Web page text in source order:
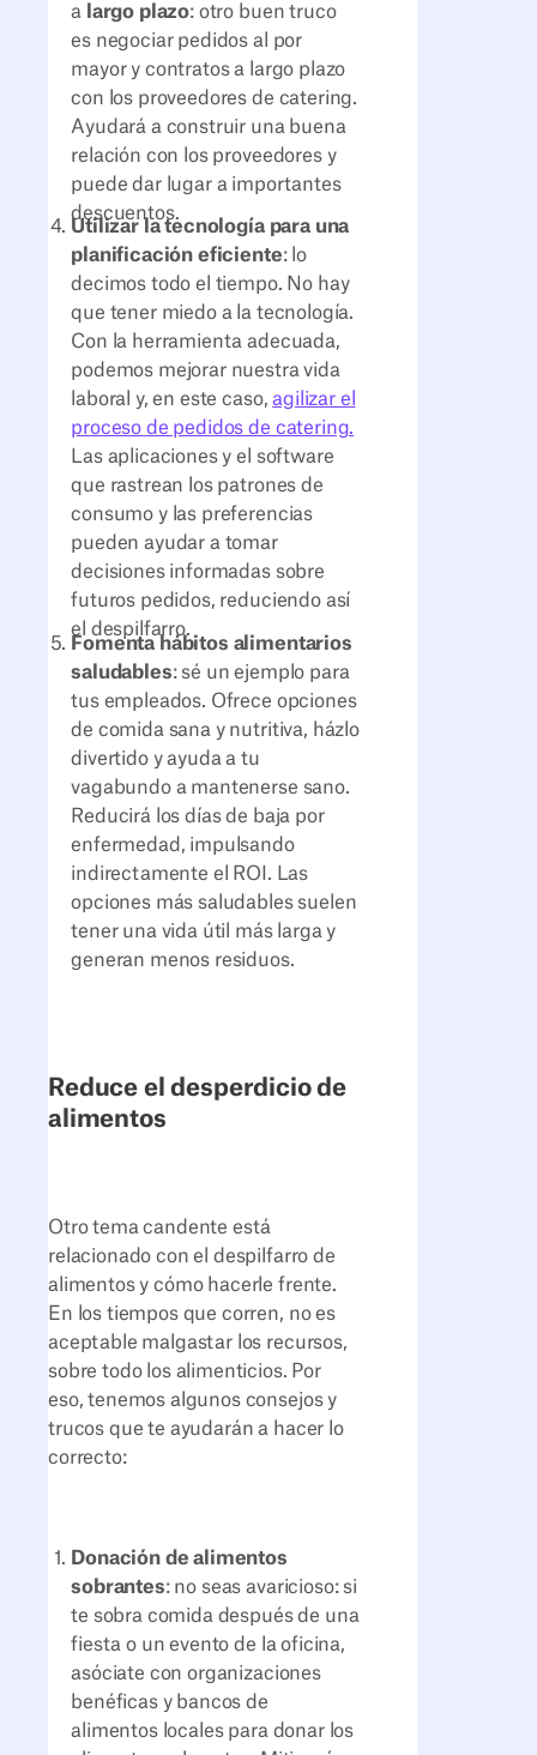
a
largo plazo: otro buen truco
es negociar pedidos al por
mayor y contratos a largo plazo
con los proveedores de catering.
Ayudará a construir una buena
relación con los proveedores y
puede dar lugar a importantes
descuentos.
Utilizar la tecnología para una
planificación eficiente: lo
decimos todo el tiempo. No hay
que tener miedo a la tecnología.
Con la herramienta adecuada,
podemos mejorar nuestra vida
laboral y, en este caso,agilizar el
proceso de pedidos de catering.
Las aplicaciones y el software
que rastrean los patrones de
consumo y las preferencias
pueden ayudar a tomar
decisiones informadas sobre
futuros pedidos, reduciendo así
el despilfarro.
Fomenta hábitos alimentarios
saludables: sé un ejemplo para
tus empleados. Ofrece opciones
de comida sana y nutritiva, házlo
divertido y ayuda a tu
vagabundo a mantenerse sano.
Reducirá los días de baja por
enfermedad, impulsando
indirectamente el ROI. Las
opciones más saludables suelen
tener una vida útil más larga y
generan menos residuos.
Reduce el desperdicio de
alimentos
Otro tema candente está
relacionado con el despilfarro de
alimentos y cómo hacerle frente.
En los tiempos que corren, no es
aceptable malgastar los recursos,
sobre todo los alimenticios. Por
eso, tenemos algunos consejos y
trucos que te ayudarán a hacer lo
correcto:
Donación de alimentos
sobrantes: no seas avaricioso: si
te sobra comida después de una
fiesta o un evento de la oficina,
asóciate con organizaciones
benéficas y bancos de
alimentos locales para donar los